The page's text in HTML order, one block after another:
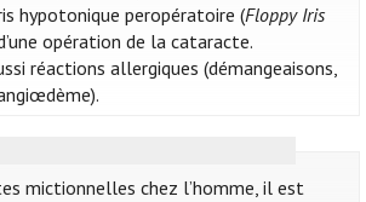
hypotonique peropératoire (Floppy Iris
opération de la cataracte.
réactions allergiques (démangeaisons,
mictionnelles chez l’homme, il est